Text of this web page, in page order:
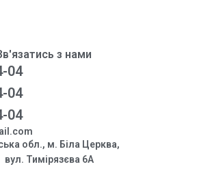
з нами
04
04
04
обл., м. Біла Церква,
вул. Тимірязєва 6А